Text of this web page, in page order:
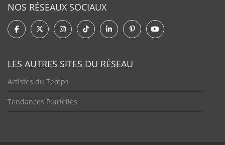
NOS RÉSEAUX SOCIAUX
LES AUTRES SITES DU RÉSEAU
Artistes du Temps
Tendances Plurielles